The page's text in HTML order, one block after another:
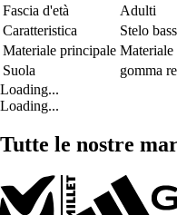
Fascia d'età
Adulti
Caratteristica
Stelo
Materiale principale Materiale
Suola
gomma
Loading...
Loading...
Tutte le nostre